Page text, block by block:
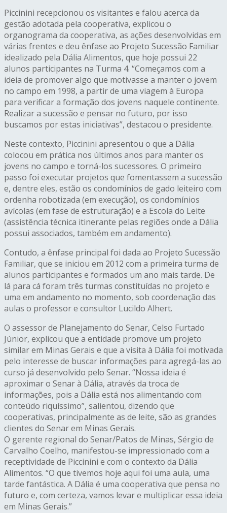
Piccinini recepcionou os visitantes e falou acerca da
gestão adotada pela cooperativa, explicou o
organograma da cooperativa, as ações desenvolvidas em
várias frentes e deu ênfase ao Projeto Sucessão Familiar
idealizado pela Dália Alimentos, que hoje possui 22
alunos participantes na Turma 4. “Começamos com a
ideia de promover algo que motivasse a manter o jovem
no campo em 1998, a partir de uma viagem à Europa
para verificar a formação dos jovens naquele continente.
Realizar a sucessão e pensar no futuro, por isso
buscamos por estas iniciativas”, destacou o presidente.
Neste contexto, Piccinini apresentou o que a Dália
colocou em prática nos últimos anos para manter os
jovens no campo e torná-los sucessores. O primeiro
passo foi executar projetos que fomentassem a sucessão
e, dentre eles, estão os condomínios de gado leiteiro com
ordenha robotizada (em execução), os condomínios
avícolas (em fase de estruturação) e a Escola do Leite
(assistência técnica itinerante pelas regiões onde a Dália
possui associados, também em andamento).
Contudo, a ênfase principal foi dada ao Projeto Sucessão
Familiar, que se iniciou em 2012 com a primeira turma de
alunos participantes e formados um ano mais tarde. De
lá para cá foram três turmas constituídas no projeto e
uma em andamento no momento, sob coordenação das
aulas o professor e consultor Lucildo Alhert.
O assessor de Planejamento do Senar, Celso Furtado
Júnior, explicou que a entidade promove um projeto
similar em Minas Gerais e que a visita à Dália foi motivada
pelo interesse de buscar informações para agregá-las ao
curso já desenvolvido pelo Senar. “Nossa ideia é
aproximar o Senar à Dália, através da troca de
informações, pois a Dália está nos alimentando com
conteúdo riquíssimo”, salientou, dizendo que
cooperativas, principalmente as de leite, são as grandes
clientes do Senar em Minas Gerais.
O gerente regional do Senar/Patos de Minas, Sérgio de
Carvalho Coelho, manifestou-se impressionado com a
receptividade de Piccinini e com o contexto da Dália
Alimentos. “O que tivemos hoje aqui foi uma aula, uma
tarde fantástica. A Dália é uma cooperativa que pensa no
futuro e, com certeza, vamos levar e multiplicar essa ideia
em Minas Gerais.”